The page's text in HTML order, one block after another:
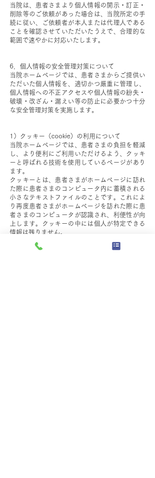
当院は、患者さまより個人情報の開示・訂正・
削除等のご依頼があった場合は、当院所定の手
続に従い、ご依頼者が本人または代理人である
ことを確認させていただいたうえで、合理的な
範囲で速やかに対応いたします。
6．個人情報の安全管理対策について
当院ホームページでは、患者さまからご提供い
ただいた個人情報を、適切かつ厳重に管理し、
個人情報への不正アクセスや個人情報の紛失・
破壊・改ざん・漏えい等の防止に必要かつ十分
な安全管理対策を実施します。
1）クッキー（cookie）の利用について
当院ホームページでは、患者さまの負担を軽減
し、より便利にご利用いただけるよう、クッキ
ーと呼ばれる技術を使用しているページがあり
ます。
クッキーとは、患者さまがホームページに訪れ
た際に患者さまのコンピュータ内に蓄積される
小さなテキストファイルのことです。これによ
り再度患者さまがホームページを訪れた際に患
者さまのコンピュータが認識され、利便性が向
上します。クッキーの中には個人が特定できる
情報は残りません。
ほとんどのコンピュータのブラウザがクッキー
を受け入れられるように設定されていますが、